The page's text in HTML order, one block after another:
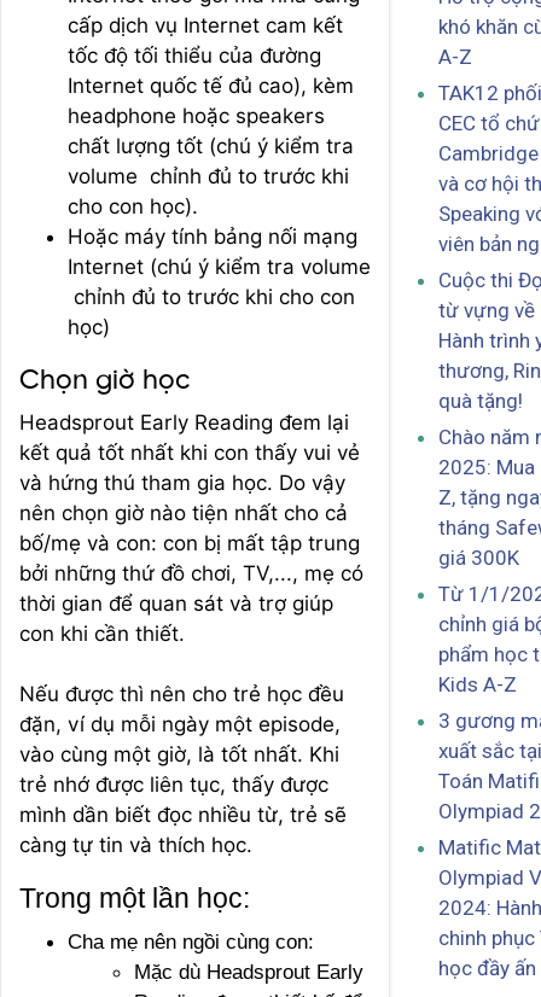
cấp dịch vụ Internet cam kết
tốc độ tối thiểu của đường
Internet quốc tế đủ cao), kèm
headphone hoặc speakers
chất lượng tốt (chú ý kiểm tra
volume chỉnh đủ to trước khi
cho con học).
Hoặc máy tính bảng nối mạng
Internet (chú ý kiểm tra volume
chỉnh đủ to trước khi cho con
học)
Chọn giờ học
Headsprout Early Reading đem lại
kết quả tốt nhất khi con thấy vui vẻ
và hứng thú tham gia học. Do vậy
nên chọn giờ nào tiện nhất cho cả
bố/mẹ và con: con bị mất tập trung
bởi những thứ đồ chơi, TV,..., mẹ có
thời gian để quan sát và trợ giúp
con khi cần thiết.
Nếu được thì nên cho trẻ học đều
đặn, ví dụ mỗi ngày một episode,
vào cùng một giờ, là tốt nhất. Khi
trẻ nhớ được liên tục, thấy được
mình dần biết đọc nhiều từ, trẻ sẽ
càng tự tin và thích học.
Trong một lần học:
Cha mẹ nên ngồi cùng con:
Mặc dù Headsprout Early
khó khăn
A-Z
TAK12
CEC tổ
và cơ hội
Speaking
viên bản
Cuộc thi
từ vựng về
Hành trình
thương,
quà tặng!
Chào năm
2025: Mua
Z, tặng
tháng
giá 300K
Từ 1/1/
chỉnh giá
phẩm học
Kids A-Z
3 gương
xuất sắc
Toán
Olympiad
Matific
Olympiad
2024:
chinh phục
học đầy